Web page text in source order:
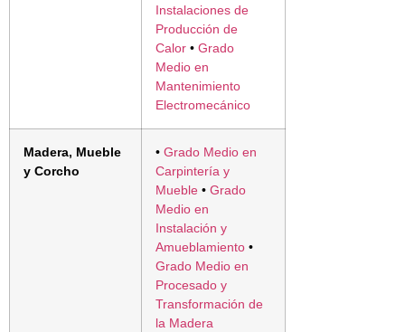
Instalaciones de
Producción de
Calor • Grado
Medio en
Mantenimiento
Electromecánico
Madera, Mueble
y Corcho
• Grado Medio en
Carpintería y
Mueble • Grado
Medio en
Instalación y
Amueblamiento •
Grado Medio en
Procesado y
Transformación de
la Madera